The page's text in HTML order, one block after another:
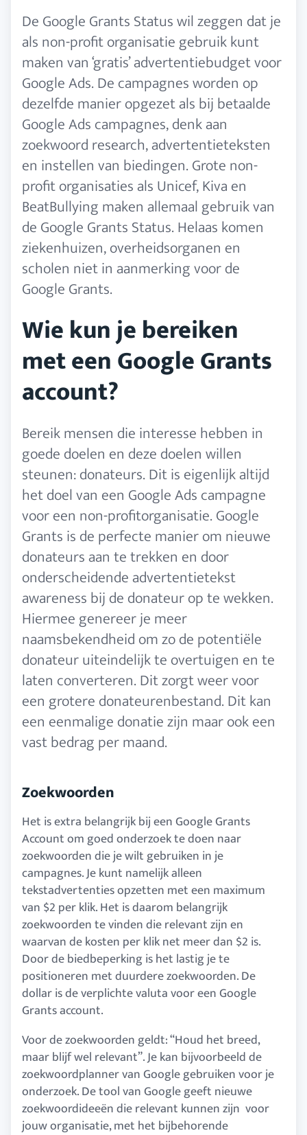
De Google Grants Status wil zeggen dat je
als non-profit organisatie gebruik kunt
maken van ‘gratis’ advertentiebudget voor
Google Ads. De campagnes worden op
dezelfde manier opgezet als bij betaalde
Google Ads campagnes, denk aan
zoekwoord research, advertentieteksten
en instellen van biedingen. Grote non-
profit organisaties als Unicef, Kiva en
BeatBullying maken allemaal gebruik van
de Google Grants Status. Helaas komen
ziekenhuizen, overheidsorganen en
scholen niet in aanmerking voor de
Google Grants.
Wie kun je bereiken
met een Google Grants
account?
Bereik mensen die interesse hebben in
goede doelen en deze doelen willen
steunen: donateurs. Dit is eigenlijk altijd
het doel van een Google Ads campagne
voor een non-profitorganisatie. Google
Grants is de perfecte manier om nieuwe
donateurs aan te trekken en door
onderscheidende advertentietekst
awareness bij de donateur op te wekken.
Hiermee genereer je meer
naamsbekendheid om zo de potentiële
donateur uiteindelijk te overtuigen en te
laten converteren. Dit zorgt weer voor
een grotere donateurenbestand. Dit kan
een eenmalige donatie zijn maar ook een
vast bedrag per maand.
Zoekwoorden
Het is extra belangrijk bij een Google Grants
Account om goed onderzoek te doen naar
zoekwoorden die je wilt gebruiken in je
campagnes. Je kunt namelijk alleen
tekstadvertenties opzetten met een maximum
van $2 per klik. Het is daarom belangrijk
zoekwoorden te vinden die relevant zijn en
waarvan de kosten per klik net meer dan $2 is.
Door de biedbeperking is het lastig je te
positioneren met duurdere zoekwoorden. De
dollar is de verplichte valuta voor een Google
Grants account.
Voor de zoekwoorden geldt: “Houd het breed,
maar blijf wel relevant”. Je kan bijvoorbeeld de
zoekwoordplanner van Google gebruiken voor je
onderzoek. De tool van Google geeft nieuwe
zoekwoordideeën die relevant kunnen zijn voor
jouw organisatie, met het bijbehorende